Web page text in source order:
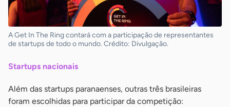
A Get In The Ring contará com a participação de representantes
de startups de todo o mundo. Crédito: Divulgação.
Startups nacionais
Além das startups paranaenses, outras três brasileiras
foram escolhidas para participar da competição: